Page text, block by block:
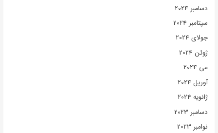
دسامبر 2024
سپتامبر 2024
جولای 2024
ژوئن 2024
می 2024
آوریل 2024
ژانویه 2024
دسامبر 2023
نوامبر 2023